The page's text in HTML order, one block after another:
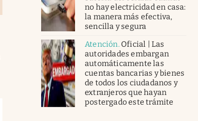
no hay electricidad en casa:
la manera más efectiva,
sencilla y segura
Atención. Oficial | Las
autoridades embargan
automáticamente las
cuentas bancarias y bienes
de todos los ciudadanos y
extranjeros que hayan
postergado este trámite